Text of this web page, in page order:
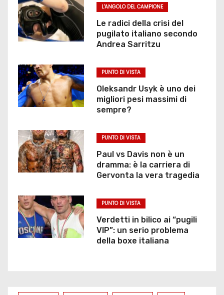
L'ANGOLO DEL CAMPIONE
Le radici della crisi del
pugilato italiano secondo
Andrea Sarritzu
PUNTO DI VISTA
Oleksandr Usyk è uno dei
migliori pesi massimi di
sempre?
PUNTO DI VISTA
Paul vs Davis non è un
dramma: è la carriera di
Gervonta la vera tragedia
PUNTO DI VISTA
Verdetti in bilico ai “pugili
VIP”: un serio problema
della boxe italiana